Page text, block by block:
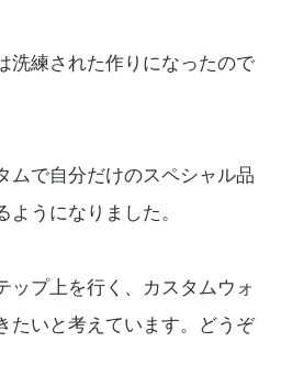
洗練された作りになったので
ムで自分だけのスペシャル品
うになりました。
ップ上を行く、カスタムウォ
たいと考えています。どうぞ